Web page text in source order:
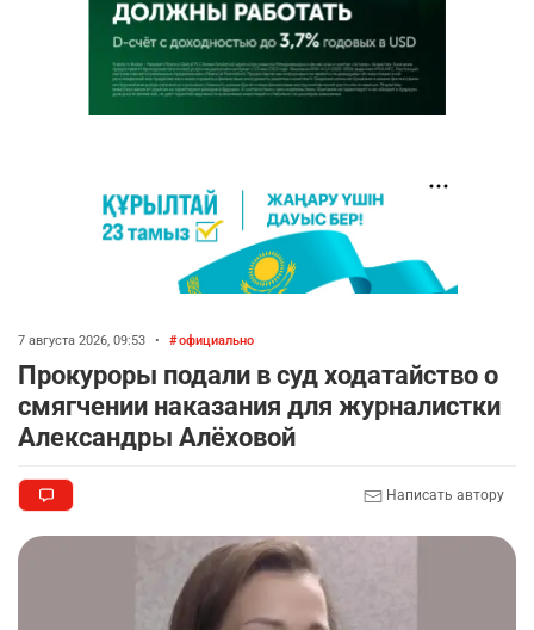
7 августа 2026, 09:53 • официально
Прокуроры подали в суд ходатайство о
смягчении наказания для журналистки
Александры Алёховой
Написать автору